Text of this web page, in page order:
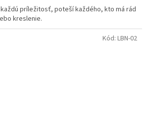
príležitosť, poteší každého, kto má rád
kreslenie.
Kód: LBN-02